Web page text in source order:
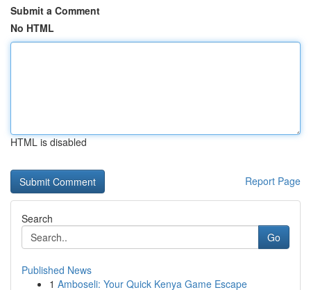
Submit a Comment
No HTML
HTML is disabled
Report Page
Search
Go
Published News
1 Amboseli: Your Quick Kenya Game Escape